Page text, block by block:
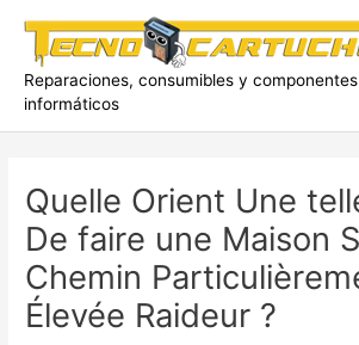
contenido
Reparaciones, consumibles y componentes
informáticos
Quelle Orient Une
De faire une Maison
Chemin
Élevée Raideur ?